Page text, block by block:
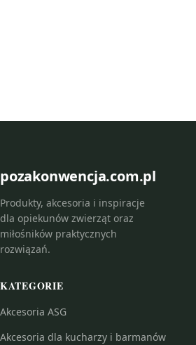
pozakonwencja.com.pl
Produkty, akcesoria i inspiracje
dla opiekunów zwierząt oraz
miłośników praktycznych
rozwiązań.
KATEGORIE
Akcesoria ASG
Akcesoria dla kucharzy i barmanów